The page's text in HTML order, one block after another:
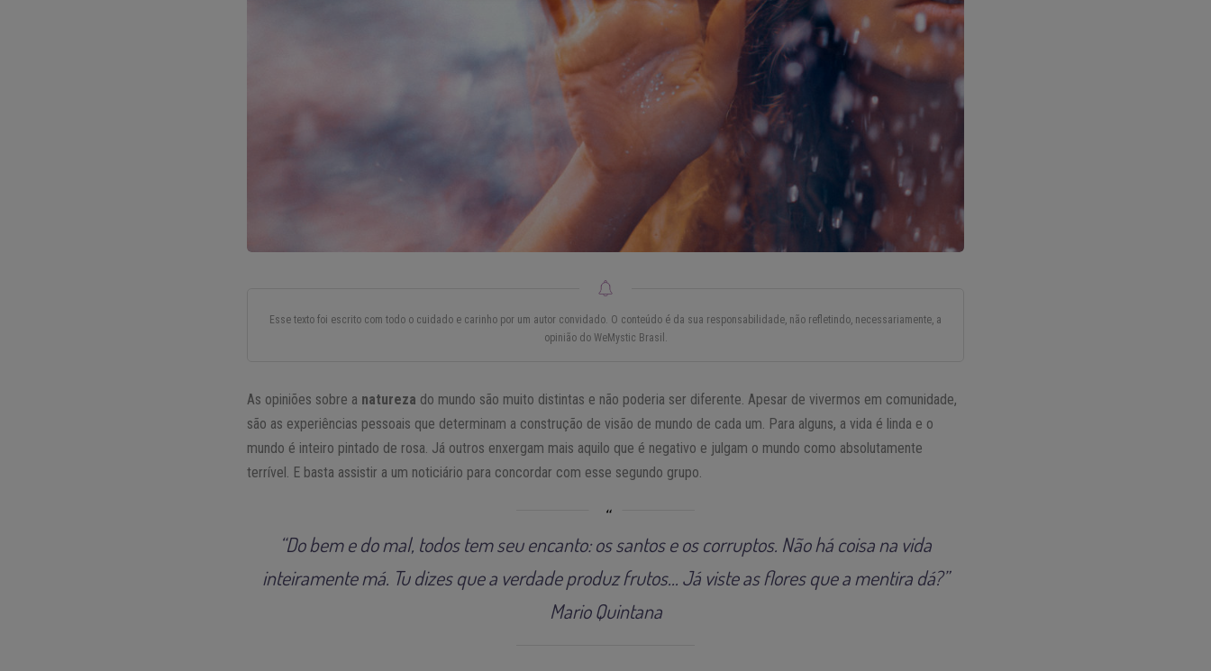
Esse texto foi escrito com todo o cuidado e carinho por um autor convidado. O conteúdo é da sua responsabilidade, não refletindo, necessariamente, a
opinião do WeMystic Brasil.
As opiniões sobre a natureza do mundo são muito distintas e não poderia ser diferente. Apesar de vivermos em comunidade,
são as experiências pessoais que determinam a construção de visão de mundo de cada um. Para alguns, a vida é linda e o
mundo é inteiro pintado de rosa. Já outros enxergam mais aquilo que é negativo e julgam o mundo como absolutamente
terrível. E basta assistir a um noticiário para concordar com esse segundo grupo.
“Do bem e do mal, todos tem seu encanto: os santos e os corruptos. Não há coisa na vida
inteiramente má. Tu dizes que a verdade produz frutos… Já viste as flores que a mentira dá?”
Mario Quintana